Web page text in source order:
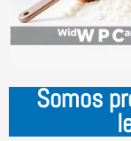
Somos